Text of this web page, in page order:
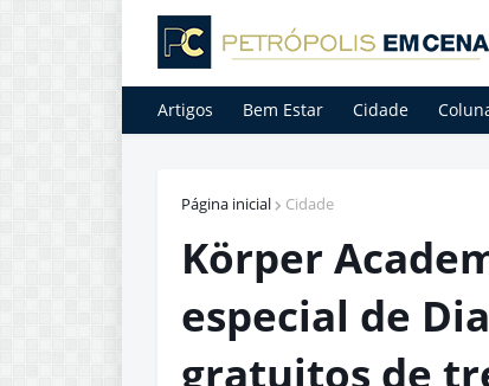
Artigos Bem Estar Cidade
Página inicial Cidade
Körper
especial de
gratuitos de